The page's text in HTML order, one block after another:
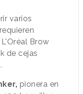
varios
L'Oréal Brow
de cejas
pionera en